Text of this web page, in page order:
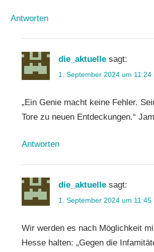
Antworten
die_aktuelle sagt:
1. September 2024 um 11:24
„Ein Genie macht keine Fehler.
Tore zu neuen Entdeckungen.“
Antworten
die_aktuelle sagt:
1. September 2024 um 11:45
Wir werden es nach Möglichkeit
Hesse halten: „Gegen die